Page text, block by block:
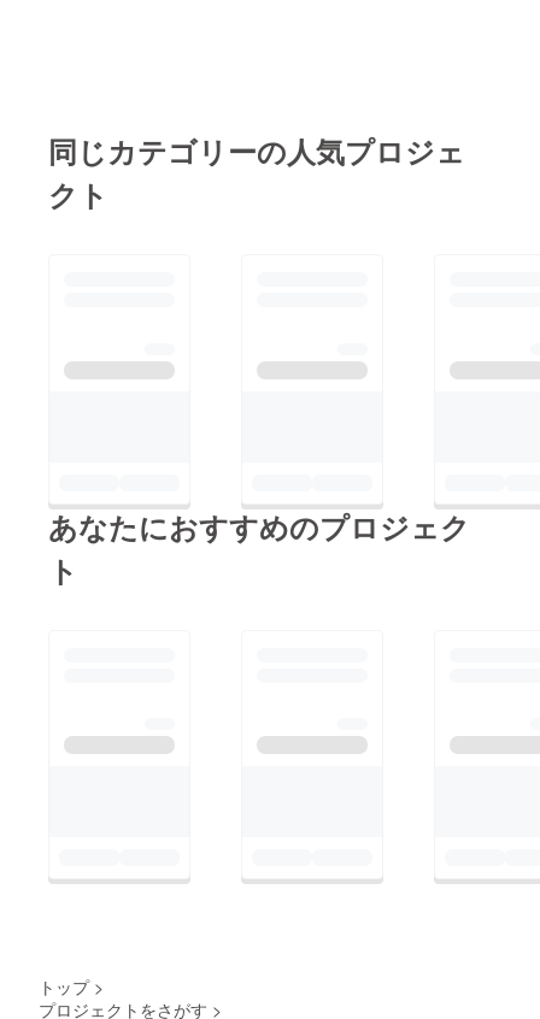
同じカテゴリーの人気プロジェ
クト
あなたにおすすめのプロジェク
ト
トップ >
プロジェクトをさがす >